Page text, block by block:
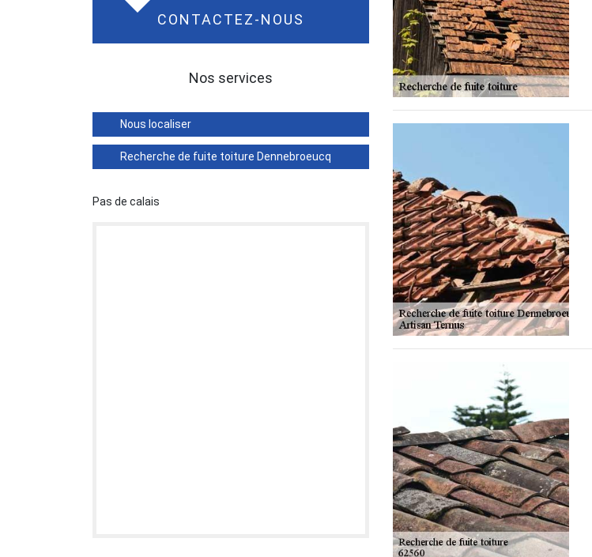
CONTACTEZ-NOUS
Nos services
Nous localiser
Recherche de fuite toiture Dennebroeucq
Pas de calais